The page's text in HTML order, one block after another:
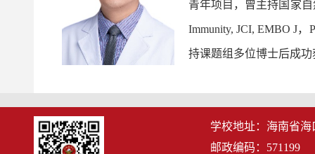
青年项目，曾主持国家
Immunity, JCI, EMBO J
持课题组多位博士后成
学校地址：海南省
邮政编码：571199